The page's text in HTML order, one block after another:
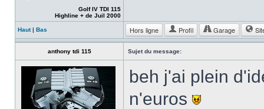
Golf IV TDI 115
Highline + de Juil 2000
Haut| Bas Hors ligne Profil Garage
anthony tdi 115 Sujet du message:
beh j'ai plein
n'euros